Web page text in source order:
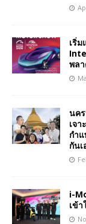
เริ่
พลา
นค
เจ
กำ
กันเ
i-
เข้